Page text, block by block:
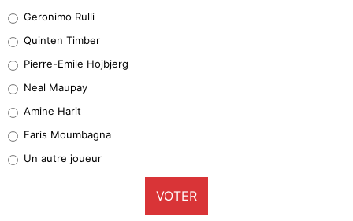
32%
5%
1%
9%
Geronimo Rulli
Quinten Timber
Pierre-Emile Hojbjerg
Neal Maupay
Amine Harit
Faris Moumbagna
Un autre joueur
VOTER